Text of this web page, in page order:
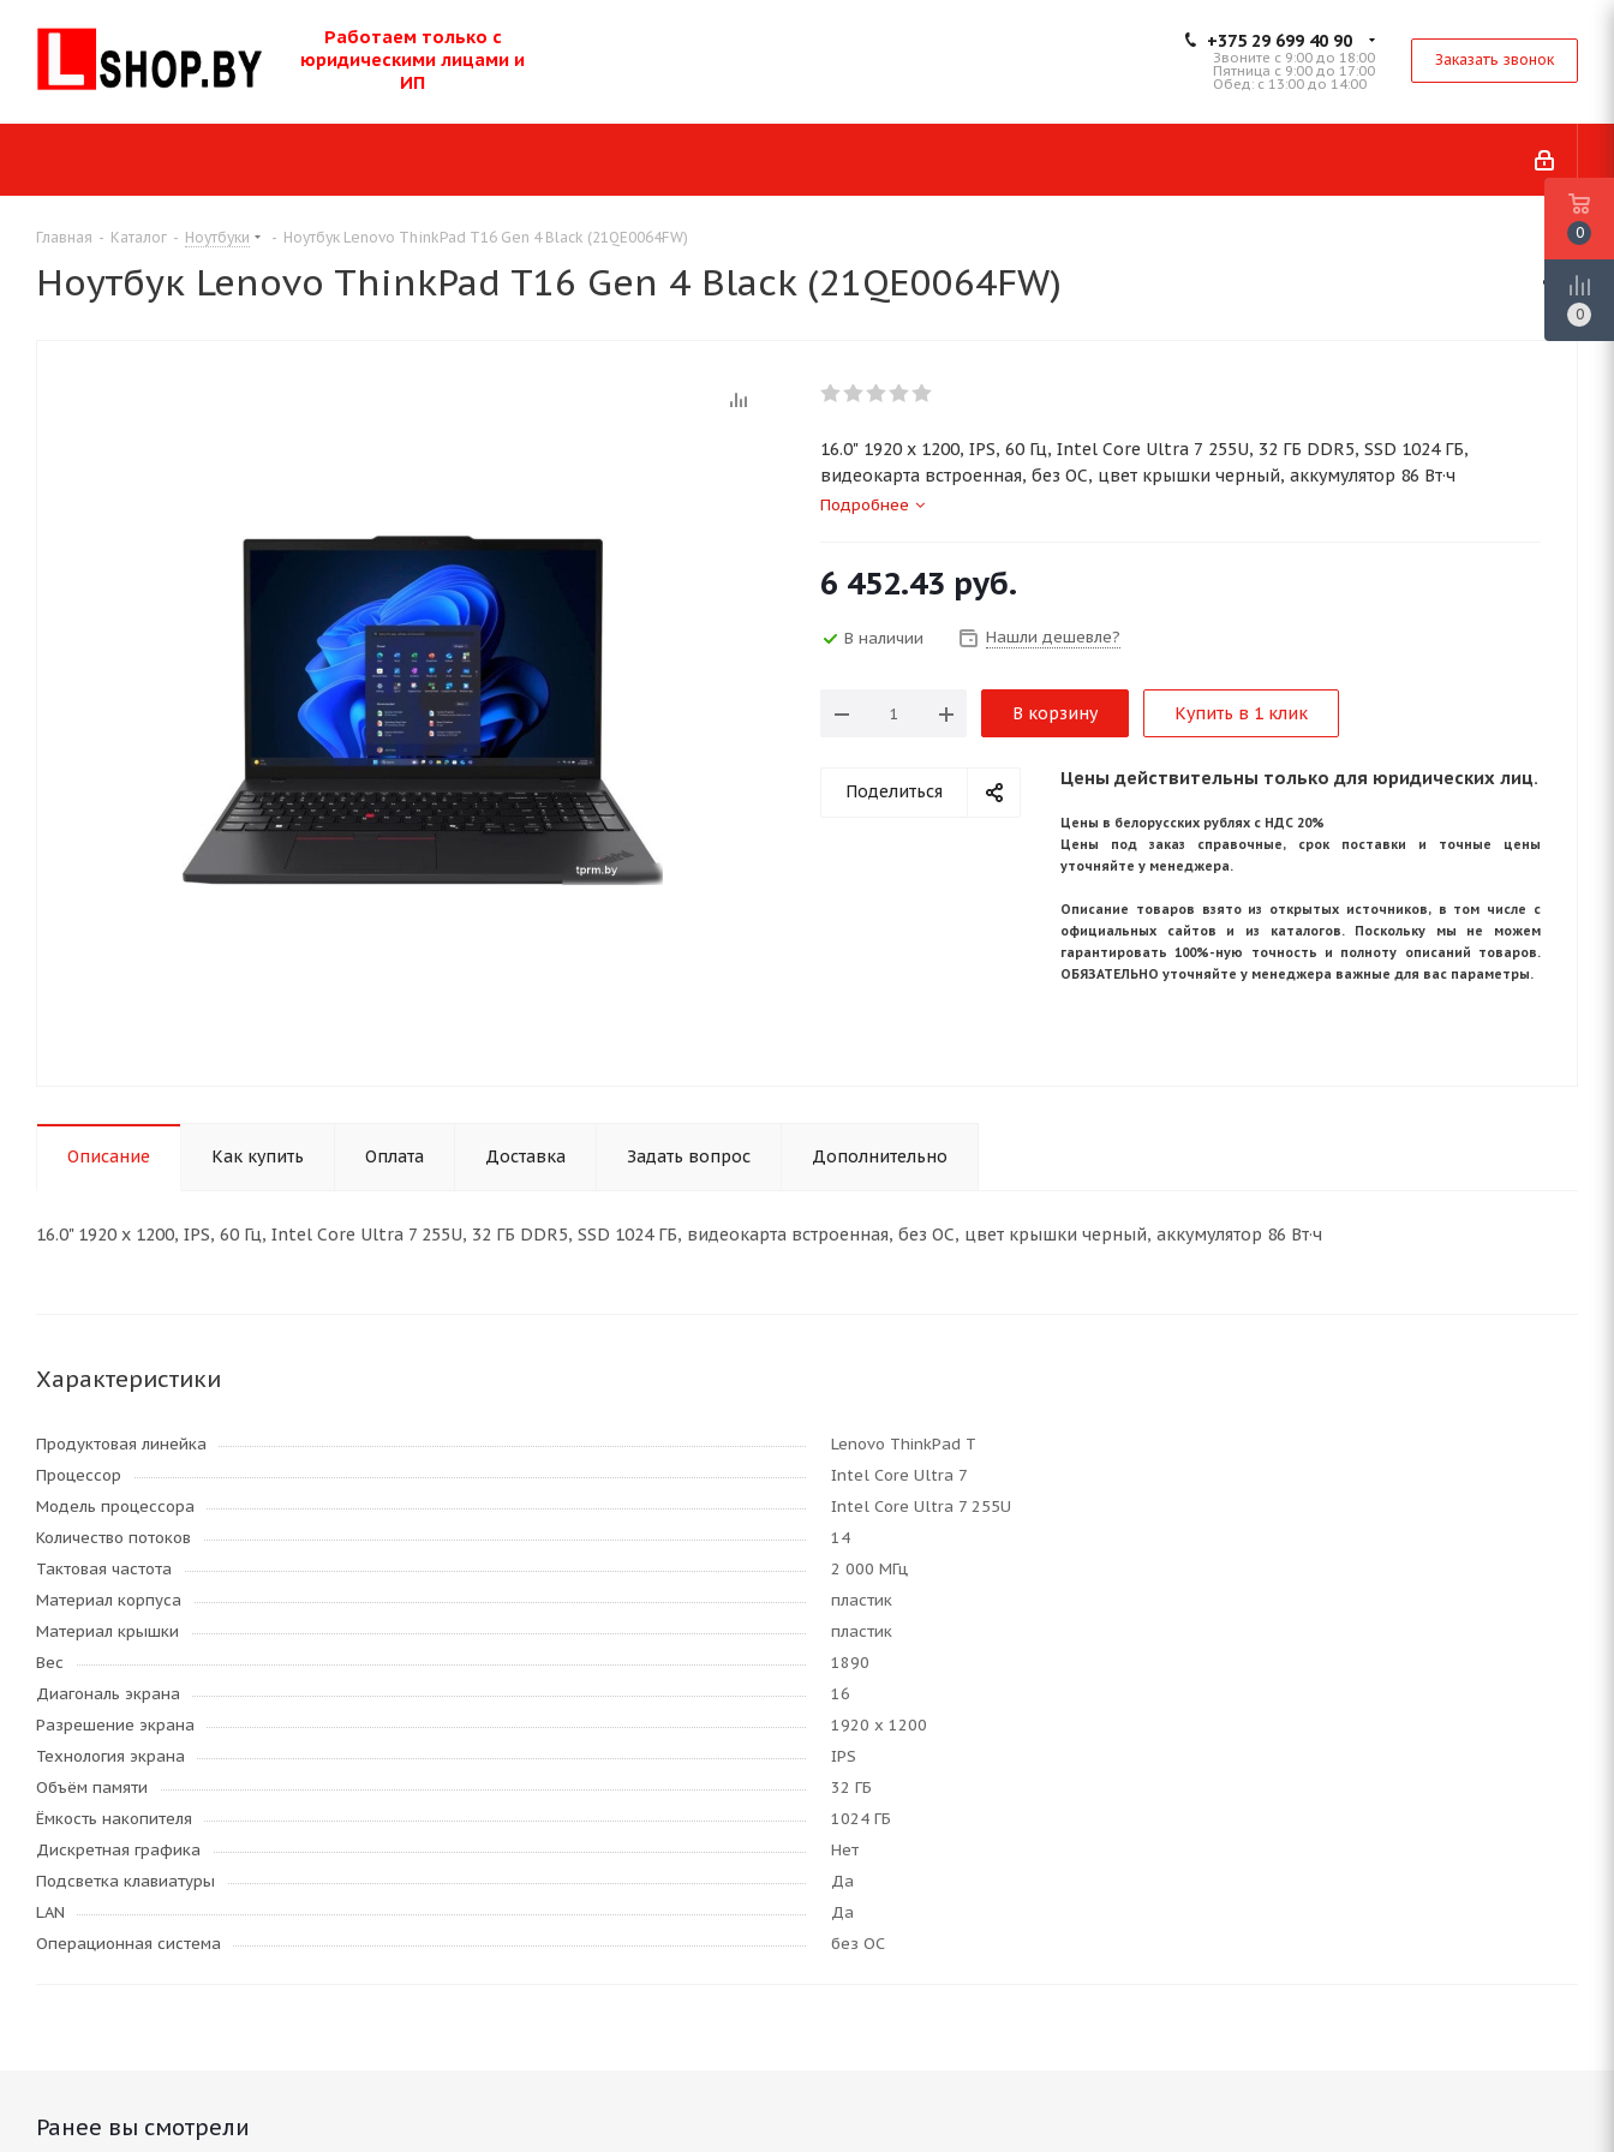
Работаем только с
юридическими лицами и
ИП
+375 29 699 40 90
Звоните с 9:00 до 18:00
Пятница с 9:00 до 17:00
Обед: с 13:00 до 14:00
Заказать звонок
Главная - Каталог - Ноутбуки - Ноутбук Lenovo ThinkPad T16 Gen 4 Black (21QE0064FW)
Ноутбук Lenovo ThinkPad T16 Gen 4 Black (21QE0064FW)
16.0" 1920 x 1200, IPS, 60 Гц, Intel Core Ultra 7 255U, 32 ГБ DDR5, SSD 1024 ГБ,
видеокарта встроенная, без ОС, цвет крышки черный, аккумулятор 86 Вт·ч
Подробнее
6 452.43 руб.
В наличии Нашли дешевле?
В корзину Купить в 1 клик
Поделиться
Цены действительны только для юридических лиц.
Цены в белорусских рублях с НДС 20%
Цены под заказ справочные, срок поставки и точные цены
уточняйте у менеджера.
Описание товаров взято из открытых источников, в том числе с
официальных сайтов и из каталогов. Поскольку мы не можем
гарантировать 100%-ную точность и полноту описаний товаров.
ОБЯЗАТЕЛЬНО уточняйте у менеджера важные для вас параметры.
Описание Как купить Оплата Доставка Задать вопрос Дополнительно
16.0" 1920 x 1200, IPS, 60 Гц, Intel Core Ultra 7 255U, 32 ГБ DDR5, SSD 1024 ГБ, видеокарта встроенная, без ОС, цвет крышки черный, аккумулятор 86 Вт·ч
Характеристики
Продуктовая линейка
Lenovo ThinkPad T
Процессор
Intel Core Ultra 7
Модель процессора
Intel Core Ultra 7 255U
Количество потоков
14
Тактовая частота
2 000 МГц
Материал корпуса
пластик
Материал крышки
пластик
Вес
1890
Диагональ экрана
16
Разрешение экрана
1920 x 1200
Технология экрана
IPS
Объём памяти
32 ГБ
Ёмкость накопителя
1024 ГБ
Дискретная графика
Нет
Подсветка клавиатуры
Да
LAN
Да
Операционная система
без ОС
Ранее вы смотрели
0
0